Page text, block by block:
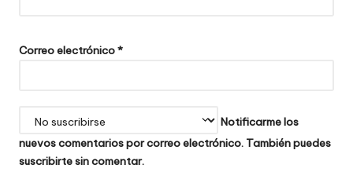
Correo electrónico*
Notificarme los
nuevos comentarios por correo electrónico. También puedes
suscribirtesin comentar.